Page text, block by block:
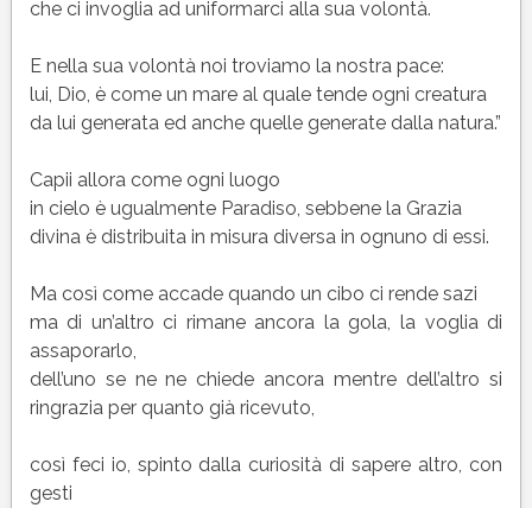
che ci invoglia ad uniformarci alla sua volontà.
E nella sua volontà noi troviamo la nostra pace:
lui, Dio, è come un mare al quale tende ogni creatura
da lui generata ed anche quelle generate dalla natura.”
Capii allora come ogni luogo
in cielo è ugualmente Paradiso, sebbene la Grazia
divina è distribuita in misura diversa in ognuno di essi.
Ma così come accade quando un cibo ci rende sazi
ma di un’altro ci rimane ancora la gola, la voglia di
assaporarlo,
dell’uno se ne ne chiede ancora mentre dell’altro si
ringrazia per quanto già ricevuto,
così feci io, spinto dalla curiosità di sapere altro, con
gesti